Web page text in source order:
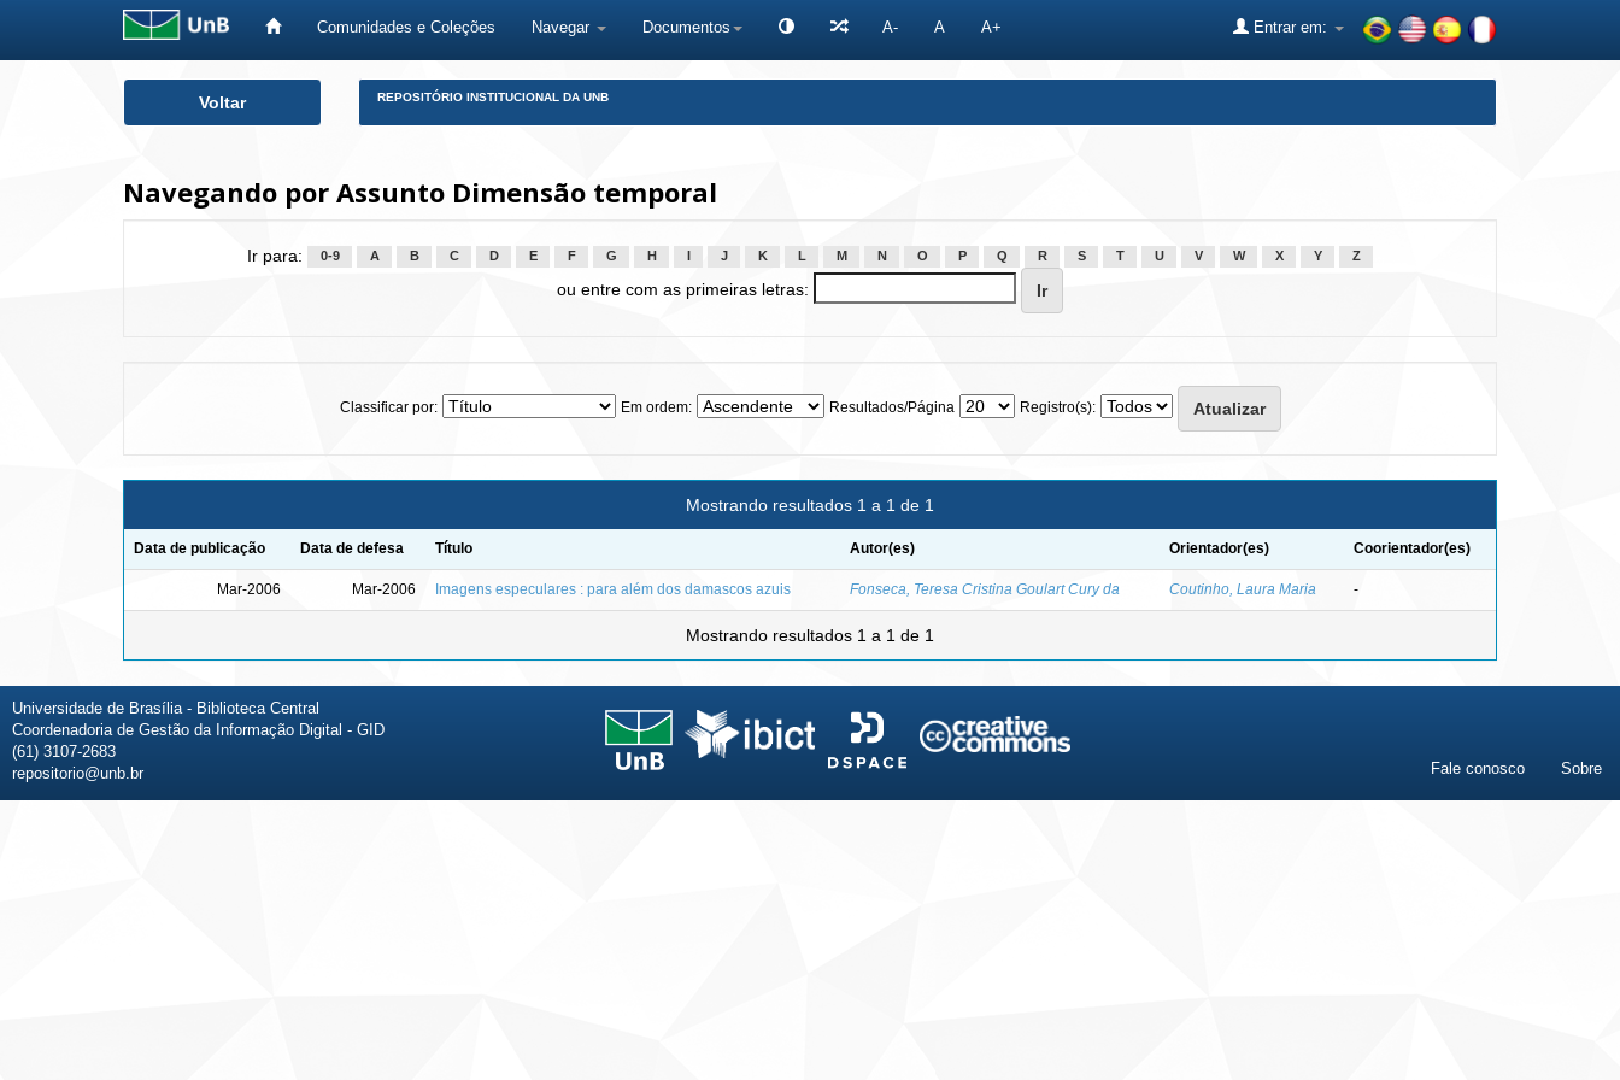
Comunidades e Coleções Navegar Documentos A- A A+ Entrar em:
Voltar REPOSITÓRIO INSTITUCIONAL DA UNB
Navegando por Assunto Dimensão temporal
Ir para: 0-9 A B C D E F G H J K L M N O P Q R S T U V W X Y Z
ou entre com as primeiras letras:
Classificar por: Em ordem: Resultados/Página Registro(s):
Mostrando resultados 1 a 1 de 1
Data de publicação Data de defesa Título Autor(es) Orientador(es) Coorientador(es)
Mar-2006 Mar-2006 Imagens especulares : para além dos damascos azuis Fonseca, Teresa Cristina Goulart Cury da Coutinho, Laura Maria -
Mostrando resultados 1 a 1 de 1
Universidade de Brasília - Biblioteca Central
Coordenadoria de Gestão da Informação Digital - GID
(61) 3107-2683
repositorio@unb.br
Fale conosco Sobre